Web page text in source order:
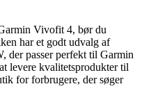
Vivofit 4, bør du
har et godt udvalg af
der passer perfekt til Garmin
levere kvalitetsprodukter til
for forbrugere, der søger